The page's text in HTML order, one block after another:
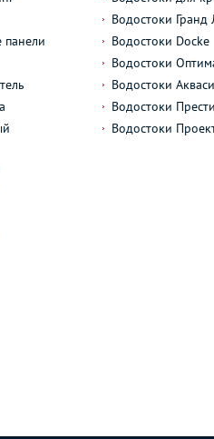
Водостоки Гранд
Водостоки Docke
Водостоки
Водостоки
Водостоки
Водостоки